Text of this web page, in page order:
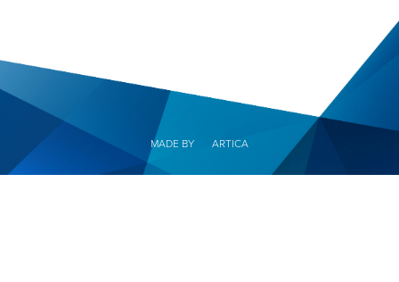
MADE BY ARTICA